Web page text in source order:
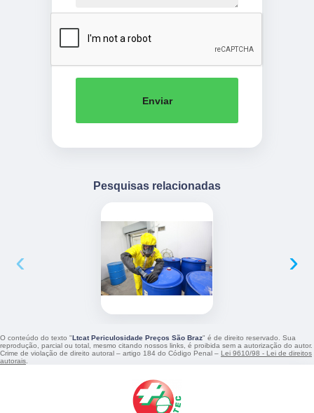
Enviar
Pesquisas relacionadas
‹ ›
O conteúdo do texto "Ltcat Periculosidade Preços São Braz" é de direito reservado. Sua
reprodução, parcial ou total, mesmo citando nossos links, é proibida sem a autorização do autor.
Crime de violação de direito autoral – artigo 184 do Código Penal – Lei 9610/98 - Lei de direitos
autorais